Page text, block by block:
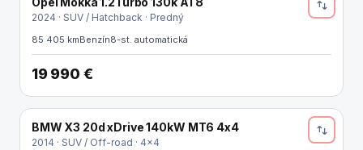
2024 · SUV / Hatchback · Predný
85 405 kmBenzín8-st. automatická
19 990 €
BMW X3 20d xDrive 140kW MT6 4x4
2014 · SUV / Off-road · 4x4